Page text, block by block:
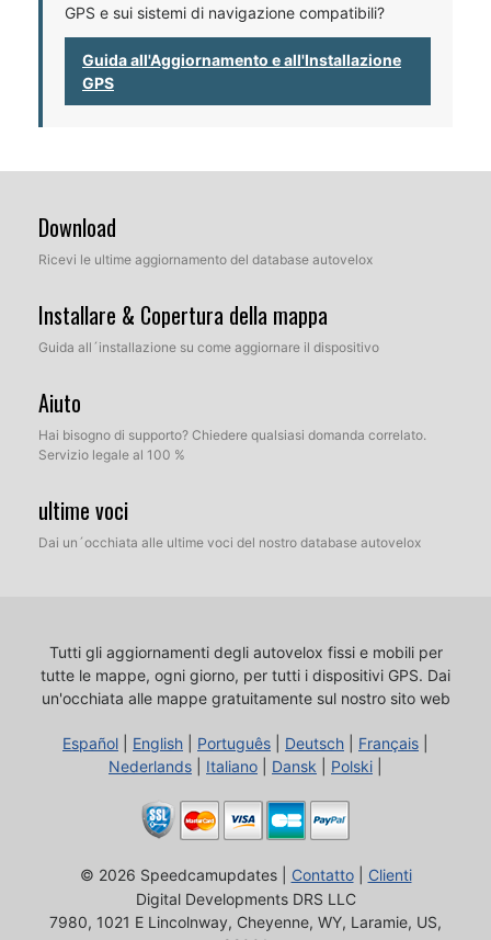
GPS e sui sistemi di navigazione compatibili?
Guida all'Aggiornamento e all'Installazione
GPS
Download
Ricevi le ultime aggiornamento del database autovelox
Installare & Copertura della mappa
Guida all´installazione su come aggiornare il dispositivo
Aiuto
Hai bisogno di supporto? Chiedere qualsiasi domanda correlato.
Servizio legale al 100 %
ultime voci
Dai un´occhiata alle ultime voci del nostro database autovelox
Tutti gli aggiornamenti degli autovelox fissi e mobili per
tutte le mappe, ogni giorno, per tutti i dispositivi GPS. Dai
un'occhiata alle mappe gratuitamente sul nostro sito web
Español English Português Deutsch Français
Nederlands
Italiano Dansk Polski
© 2026 Speedcamupdates | Contatto| Clienti
Digital Developments DRS LLC
7980, 1021 E Lincolnway, Cheyenne, WY, Laramie, US,